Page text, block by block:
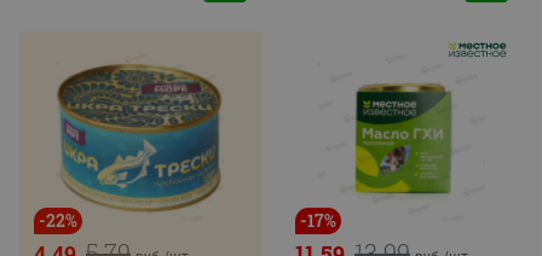
-22% -17%